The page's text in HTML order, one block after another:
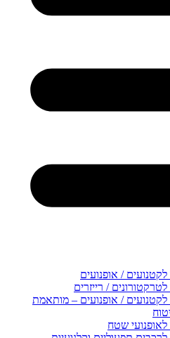
/ אופנועים
/ רייזרים
לקטנועים / אופנועים – מותאמת
לאופנועי שטח